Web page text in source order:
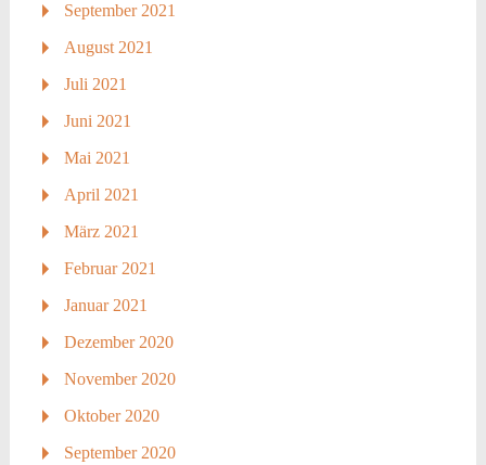
September 2021
August 2021
Juli 2021
Juni 2021
Mai 2021
April 2021
März 2021
Februar 2021
Januar 2021
Dezember 2020
November 2020
Oktober 2020
September 2020